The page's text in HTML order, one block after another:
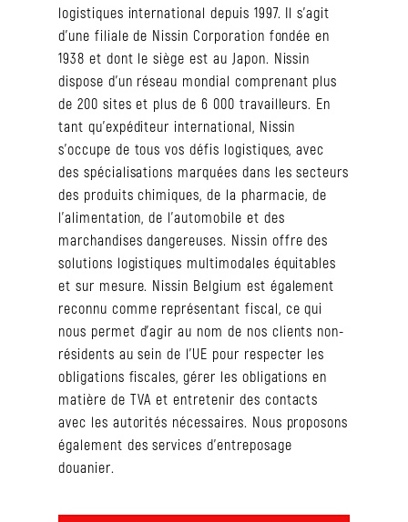
logistiques international depuis 1997. Il s’agit
d’une filiale de Nissin Corporation fondée en
1938 et dont le siège est au Japon. Nissin
dispose d’un réseau mondial comprenant plus
de 200 sites et plus de 6 000 travailleurs. En
tant qu’expéditeur international, Nissin
s’occupe de tous vos défis logistiques, avec
des spécialisations marquées dans les secteurs
des produits chimiques, de la pharmacie, de
l’alimentation, de l’automobile et des
marchandises dangereuses. Nissin offre des
solutions logistiques multimodales équitables
et sur mesure. Nissin Belgium est également
reconnu comme représentant fiscal, ce qui
nous permet d’agir au nom de nos clients non-
résidents au sein de l’UE pour respecter les
obligations fiscales, gérer les obligations en
matière de TVA et entretenir des contacts
avec les autorités nécessaires. Nous proposons
également des services d’entreposage
douanier.